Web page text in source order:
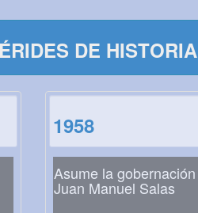
DE HISTORIA
1958
Asume la gobernación
Juan Manuel Salas